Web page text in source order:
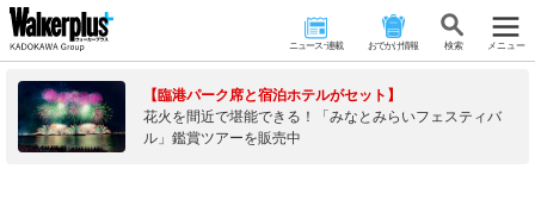
ニュース･連載 おでかけ情報 検 索 メニュー
【臨港パーク席と宿泊ホテルがセット】
花火を間近で堪能できる！「みなとみらいフェスティバ
ル」鑑賞ツアーを販売中